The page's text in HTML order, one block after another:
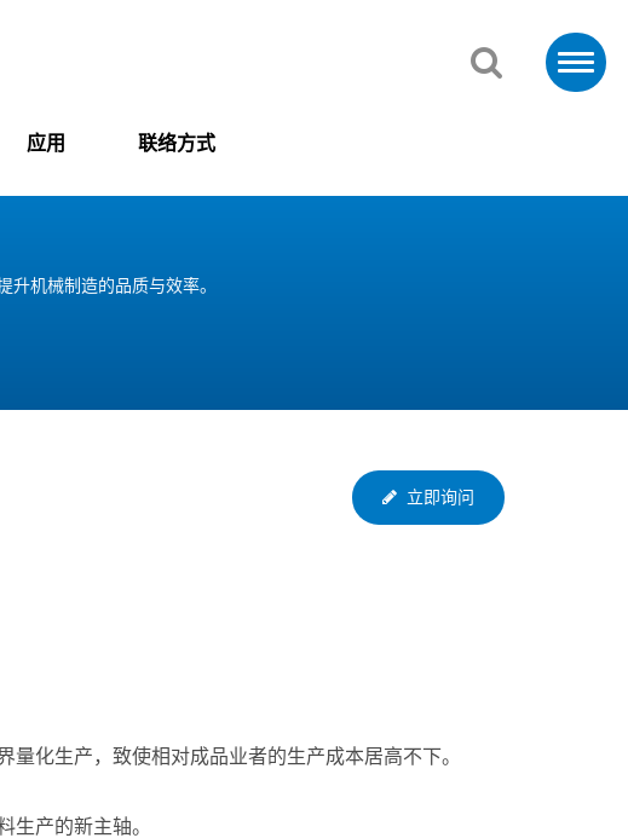
应用 联络方式
机械制造的品质与效率。
立即询问
化生产，致使相对成品业者的生产成本居高不下。
生产的新主轴。